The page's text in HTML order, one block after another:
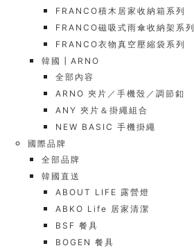
FRANCO積木居家收納箱系列
FRANCO磁吸式雨傘收納架系列
FRANCO衣物真空壓縮袋系列
韓國┃ARNO
全部內容
ARNO 夾片／手機殼／調節釦
ANY 夾片＆掛繩組合
NEW BASIC 手機掛繩
國際品牌
全部品牌
韓國直送
ABOUT LIFE 露營燈
ABKO Life 居家清潔
BSF 餐具
BOGEN 餐具